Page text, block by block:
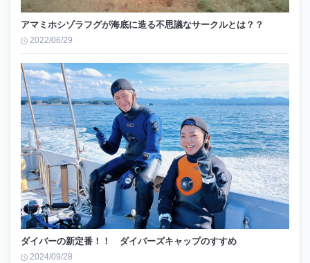
アマミホシゾラフグが海底に造る不思議なサークルとは？？
2022/06/29
ダイバーの新定番！！ ダイバーズキャップのすすめ
2024/09/28